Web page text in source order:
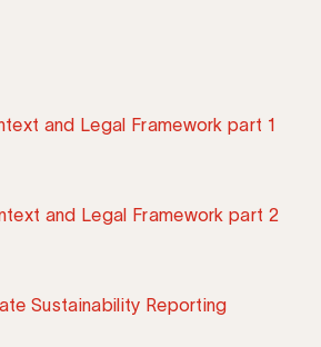
and Legal Framework part 1
and Legal Framework part 2
Sustainability Reporting